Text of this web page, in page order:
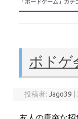
「 ボードゲーム 」カテ
ボドゲ
投稿者:Jago39